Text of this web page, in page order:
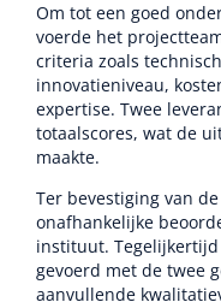
Om tot een goed
voerde het
criteria zoals
innovatieniveau,
expertise. Twee
totaalscores, wat de
maakte.
Ter bevestiging van
onafhankelijke
instituut.
gevoerd met de twee
aanvullende